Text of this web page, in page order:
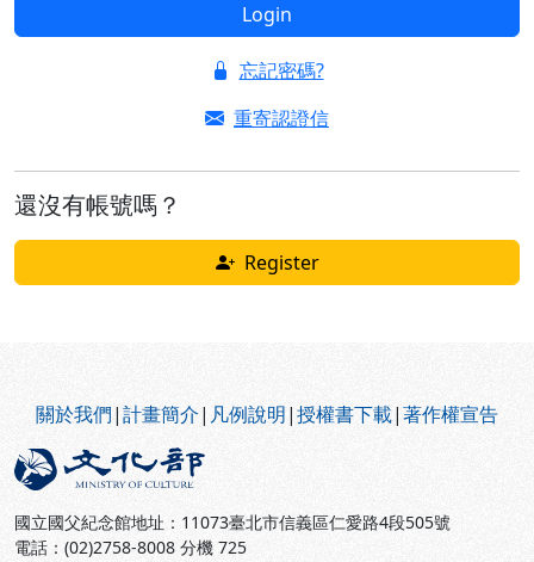
Login
忘記密碼?
重寄認證信
還沒有帳號嗎？
Register
關於我們|計畫簡介| 凡例說明|授權書下載|著作權宣告
國立國父紀念館地址：11073臺北市信義區仁愛路4段505號
電話：(02)2758-8008 分機 725